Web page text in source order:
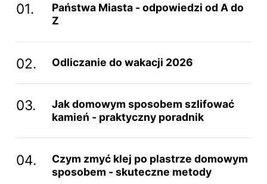
Państwa Miasta - odpowiedzi od A do
Z
Odliczanie do wakacji 2026
Jak domowym sposobem szlifować
kamień - praktyczny poradnik
Czym zmyć klej po plastrze domowym
sposobem - skuteczne metody